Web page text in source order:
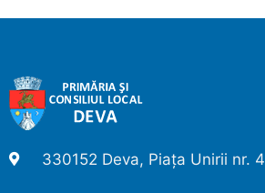
330152 Deva, Piața Unirii nr. 4